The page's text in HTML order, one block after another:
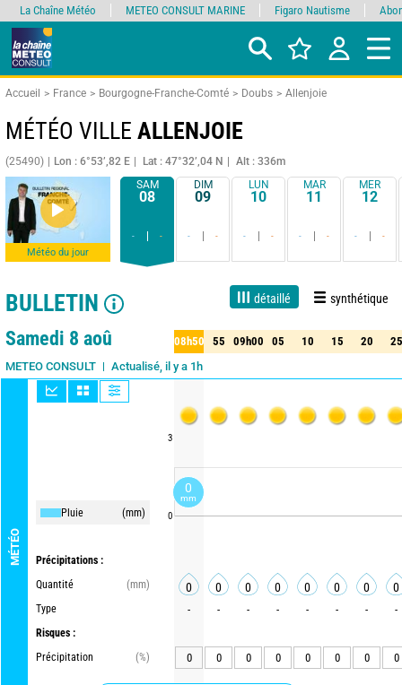
Accueil France Bourgogne-Franche-Comté Doubs Allenjoie
MÉTÉO VILLE ALLENJOIE
(25490) Lon : 6°53’,82 E Lat : 47°32’,04 N Alt : 336m
Météo du jour
SAM
08
- -
DIM
09
- -
LUN
10
- -
MAR
11
- -
MER
12
- -
BULLETIN détaillé synthétique
Live 1 jour 3 jours 15 jours Fiabilité 90%
Samedi 8 aoû
METEO CONSULT Actualisé, il y a 1h
MÉTÉO
Pluie (mm)
Précipitations :
Quantité
(mm)
Type
Risques :
Précipitation
(%)
3
0
08h50 55 09h00 05 10 15 20 25
50 55 09h00 05 10 15 20 25
0 0 0 0 0 0 0 0
- - - - - - - -
0 0 0 0 0 0 0 0
La Chaîne Météo METEO CONSULT MARINE Figaro Nautisme
0
mm